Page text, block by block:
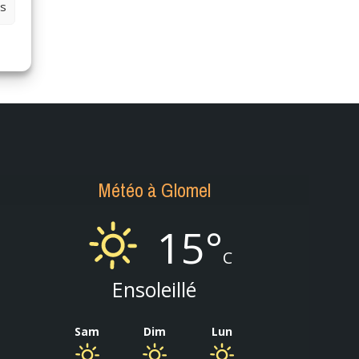
Météo à Glomel
15°C
Ensoleillé
Sam Dim Lun